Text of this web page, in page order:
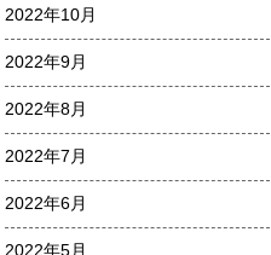
2022年10月
2022年9月
2022年8月
2022年7月
2022年6月
2022年5月